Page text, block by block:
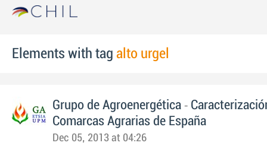
Elements with tag alto urgel
Grupo de Agroenergética -
Comarcas Agrarias de España
Dec 05, 2013 at 04:26